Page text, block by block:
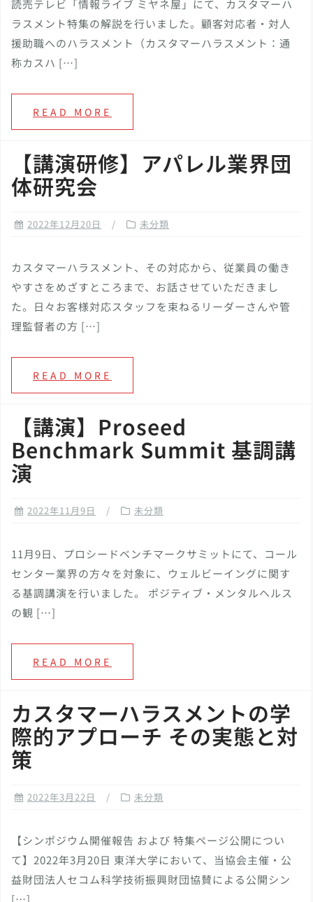
読売テレビ「情報ライブ ミヤネ屋」にて、カスタマーハ
ラスメント特集の解説を行いました。顧客対応者・対人
援助職へのハラスメント（カスタマーハラスメント：通
称カスハ […]
READ MORE
【講演研修】アパレル業界団
体研究会
2022年12月20日 未分類
カスタマーハラスメント、その対応から、従業員の働き
やすさをめざすところまで、お話させていただきまし
た。日々お客様対応スタッフを束ねるリーダーさんや管
理監督者の方 […]
READ MORE
【講演】Proseed
Benchmark Summit 基調講
演
2022年11月9日 未分類
11月9日、プロシードベンチマークサミットにて、コール
センター業界の方々を対象に、ウェルビーイングに関す
る基調講演を行いました。 ポジティブ・メンタルヘルス
の観 […]
READ MORE
カスタマーハラスメントの学
際的アプローチ その実態と対
策
2022年3月22日 未分類
【シンポジウム開催報告 および 特集ページ公開につい
て】2022年3月20日 東洋大学において、当協会主催・公
益財団法人セコム科学技術振興財団協賛による公開シン
[…]